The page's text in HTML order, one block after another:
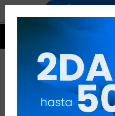
LA GLUTAMINA: ¿QUÉ
VER TODAS